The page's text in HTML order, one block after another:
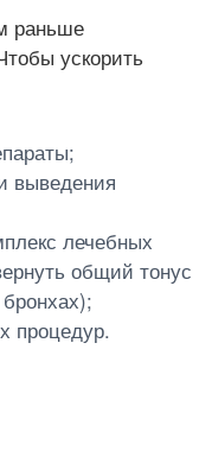
раньше
ускорить
выведения
лечебных
общий тонус
процедур.